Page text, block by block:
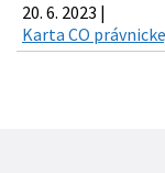
20. 6. 2023 |
Karta CO